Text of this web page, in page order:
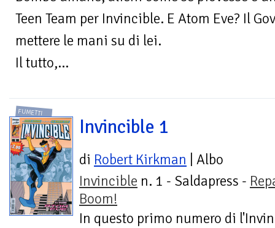
Teen Team per Invincible. E Atom Eve? Il
mettere le mani su di lei.
Il tutto,...
FUMETTI
Invincible 1
di Robert Kirkman | Albo
Invincible n. 1 - Saldapress -
Boom!
In questo primo numero di